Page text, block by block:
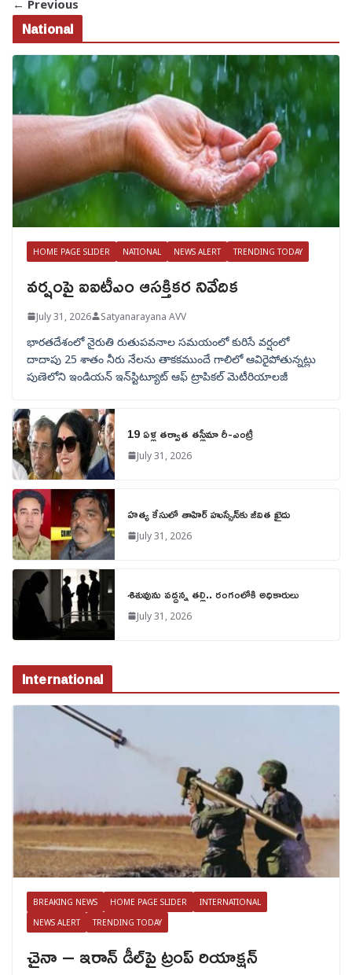
← Previous
National
HOME PAGE SLIDER NATIONAL NEWS ALERT TRENDING TODAY
వర్షంపై ఐఐటీఎం ఆసక్తికర నివేదిక
July 31, 2026 Satyanarayana AVV
భారతదేశంలో నైరుతి రుతుపవనాల సమయంలో కురిసే వర్షంలో
దాదాపు 25 శాతం నీరు నేలను తాకకముందే గాలిలో ఆవిరైపోతున్నట్లు
పుణెలోని ఇండియన్ ఇన్‌స్టిట్యూట్ ఆఫ్ ట్రాపికల్ మెటీరియాలజీ
19 ఏళ్ల తర్వాత తస్లీమా రీ-ఎంట్రీ
July 31, 2026
హత్య కేసులో తాహిర్ హుస్సేన్‌కు జీవిత ఖైదు
July 31, 2026
శిశువును వద్దన్న తల్లి.. రంగంలోకి అధికారులు
July 31, 2026
International
BREAKING NEWS HOME PAGE SLIDER
INTERNATIONAL
NEWS ALERT
TRENDING TODAY
చైనా – ఇరాన్ డీల్‌పై ట్రంప్ రియాక్షన్